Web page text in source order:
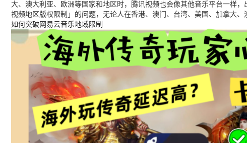
大、澳大利亚、欧洲等国家和地区时，腾讯视频也会像其他音乐平台一样
视频地区版权限制」的问题，无论人在香港、澳门、台湾、美国、加拿大
如何突破网易云音乐地域限制